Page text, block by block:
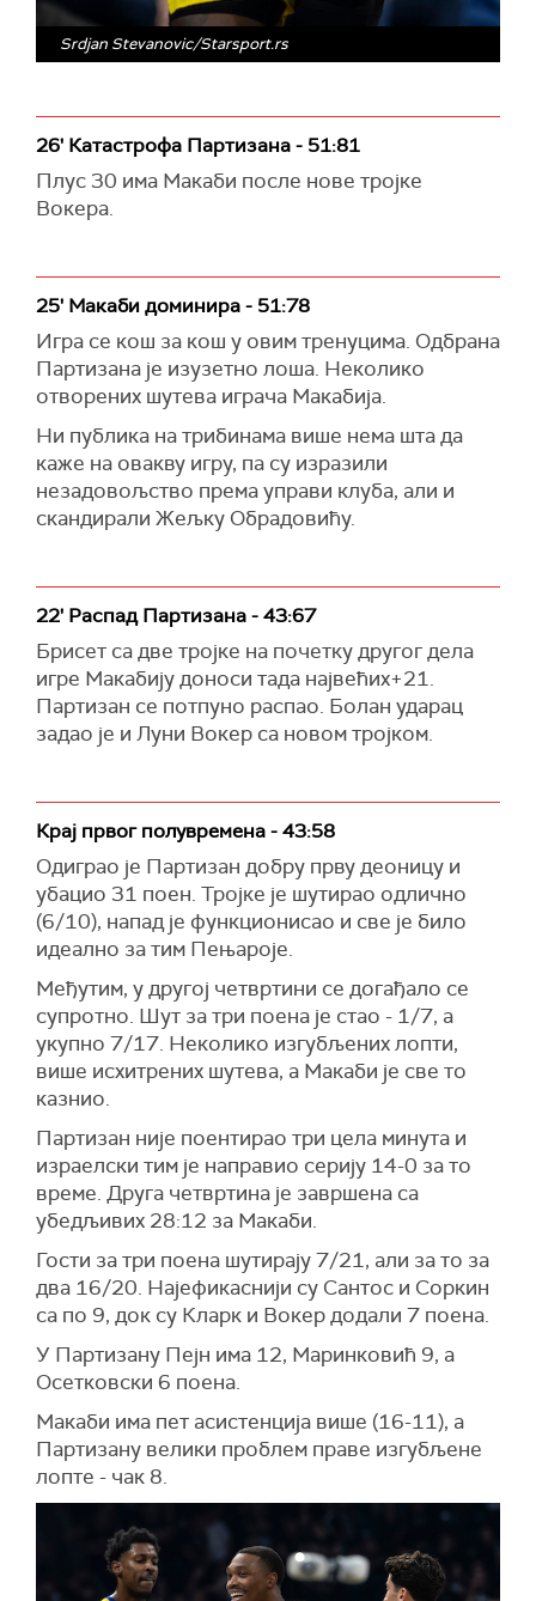
Srdjan Stevanovic/Starsport.rs
26' Катастрофа Партизана - 51:81
Плус 30 има Макаби после нове тројке
Вокера.
25' Макаби доминира - 51:78
Игра се кош за кош у овим тренуцима. Одбрана
Партизана је изузетно лоша. Неколико
отворених шутева играча Макабија.
Ни публика на трибинама више нема шта да
каже на овакву игру, па су изразили
незадовољство према управи клуба, али и
скандирали Жељку Обрадовићу.
22' Распад Партизана - 43:67
Брисет са две тројке на почетку другог дела
игре Макабију доноси тада највећих+21.
Партизан се потпуно распао. Болан ударац
задао је и Луни Вокер са новом тројком.
Крај првог полувремена - 43:58
Одиграо је Партизан добру прву деоницу и
убацио 31 поен. Тројке је шутирао одлично
(6/10), напад је функционисао и све је било
идеално за тим Пењароје.
Међутим, у другој четвртини се догађало се
супротно. Шут за три поена је стао - 1/7, а
укупно 7/17. Неколико изгубљених лопти,
више исхитрених шутева, а Макаби је све то
казнио.
Партизан није поентирао три цела минута и
израелски тим је направио серију 14-0 за то
време. Друга четвртина је завршена са
убедљивих 28:12 за Макаби.
Гости за три поена шутирају 7/21, али за то за
два 16/20. Најефикаснији су Сантос и Соркин
са по 9, док су Кларк и Вокер додали 7 поена.
У Партизану Пејн има 12, Маринковић 9, а
Осетковски 6 поена.
Макаби има пет асистенција више (16-11), а
Партизану велики проблем праве изгубљене
лопте - чак 8.